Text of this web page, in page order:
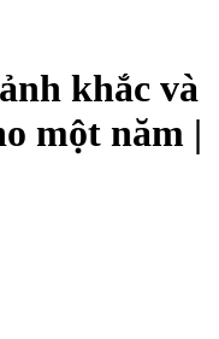
khắc và
một năm |